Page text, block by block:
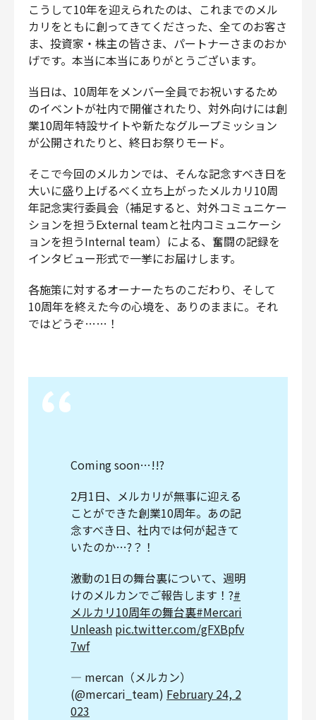
こうして10年を迎えられたのは、これまでのメル
カリをともに創ってきてくださった、全てのお客さ
ま、投資家・株主の皆さま、パートナーさまのおか
げです。本当に本当にありがとうございます。
当日は、10周年をメンバー全員でお祝いするため
のイベントが社内で開催されたり、対外向けには創
業10周年特設サイトや新たなグループミッション
が公開されたりと、終日お祭りモード。
そこで今回のメルカンでは、そんな記念すべき日を
大いに盛り上げるべく立ち上がったメルカリ10周
年記念実行委員会（補足すると、対外コミュニケー
ションを担うExternal teamと社内コミュニケーシ
ョンを担うInternal team）による、奮闘の記録を
インタビュー形式で一挙にお届けします。
各施策に対するオーナーたちのこだわり、そして
10周年を終えた今の心境を、ありのままに。それ
ではどうぞ……！
Coming soon…!!?
2月1日、メルカリが無事に迎える
ことができた創業10周年。あの記
念すべき日、社内では何が起きて
いたのか…?？！
激動の1日の舞台裏について、週明
けのメルカンでご報告します！?#
メルカリ10周年の舞台裏#Mercari
Unleash pic.twitter.com/gFXBpfv
7wf
— mercan（メルカン）
(@mercari_team) February 24, 2
023